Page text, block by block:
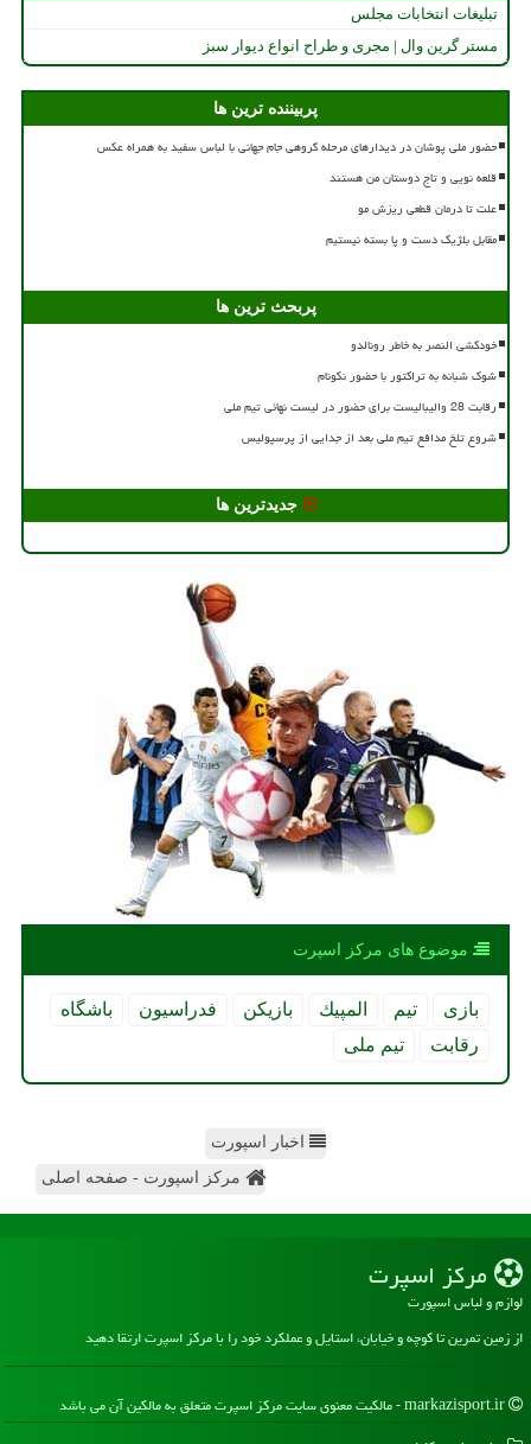
تبلیغات انتخابات مجلس
مستر گرین وال | مجری و طراح انواع دیوار سبز
پربیننده ترین ها
حضور ملی پوشان در دیدارهای مرحله گروهی جام جهانی با لباس سفید به همراه عکس
قلعه نویی و تاج دوستان من هستند
علت تا درمان قطعی ریزش مو
مقابل بلژیک دست و پا بسته نیستیم
پربحث ترین ها
خودکشی النصر به خاطر رونالدو
شوک شبانه به تراکتور با حضور نکونام
رقابت 28 والیبالیست برای حضور در لیست نهائی تیم ملی
شروع تلخ مدافع تیم ملی بعد از جدایی از پرسپولیس
جدیدترین ها
موضوع های مركز اسپرت
بازی تیم المپیك بازیكن فدراسیون
باشگاه
رقابت
تیم ملی
اخبار اسپورت
مرکز اسپورت - صفحه اصلی
مركز اسپرت
لوازم و لباس اسپورت
از زمین تمرین تا کوچه و خیابان، استایل و عملکرد خود را با مرکز اسپرت ارتقا دهید